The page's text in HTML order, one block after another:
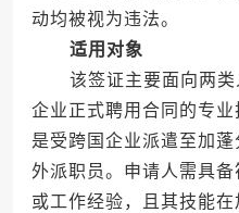
动均被视为违法。
适用对象
该签证主要面向两类
企业正式聘用合同的专
是受跨国企业派遣至加
外派职员。申请人需具
或工作经验，且其技能